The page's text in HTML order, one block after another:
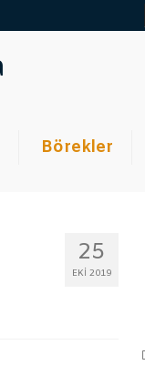
Börekler
25
EKI 2019